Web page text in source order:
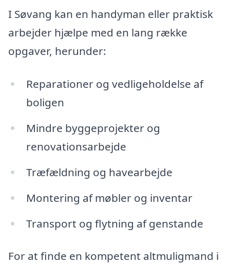
I Søvang kan en handyman eller praktisk
arbejder hjælpe med en lang række
opgaver, herunder:
Reparationer og vedligeholdelse af
boligen
Mindre byggeprojekter og
renovationsarbejde
Træfældning og havearbejde
Montering af møbler og inventar
Transport og flytning af genstande
For at finde en kompetent altmuligmand i